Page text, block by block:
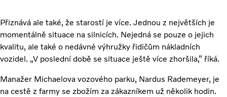
Přiznává ale také, že starostí je více. Jednou z největších je
momentálně situace na silnicích. Nejedná se pouze o jejich
kvalitu, ale také o nedávné výhružky řidičům nákladních
vozidel. „V poslední době se situace ještě více zhoršila,“ říká.
Manažer Michaelova vozového parku, Nardus Rademeyer, je
na cestě z farmy se zbožím za zákazníkem už několik hodin.